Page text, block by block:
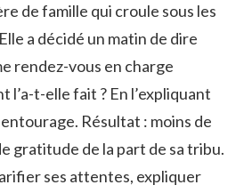
de famille qui croule sous les
a décidé un matin de dire
rendez-vous en charge
l’a-t-elle fait ? En l’expliquant
Résultat : moins de
gratitude de la part de sa tribu.
ses attentes, expliquer